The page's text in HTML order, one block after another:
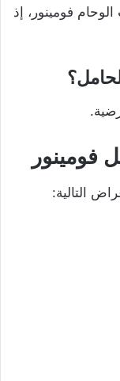
فومينور، إذ
فومينور
التالية: